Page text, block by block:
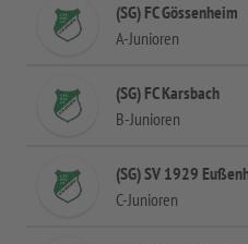
(SG) FC Gössenheim
A-Junioren
(SG) FC Karsbach
B-Junioren
(SG) SV 1929
C-Junioren